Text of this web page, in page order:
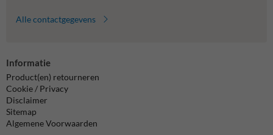
Alle contactgegevens
Informatie
Product(en) retourneren
Cookie / Privacy
Disclaimer
Sitemap
Algemene Voorwaarden